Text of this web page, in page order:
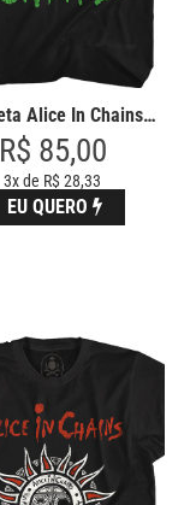
Camiseta Alice In Chains Faceli
R$ 85,00
3x de R$ 28,33
EU QUERO